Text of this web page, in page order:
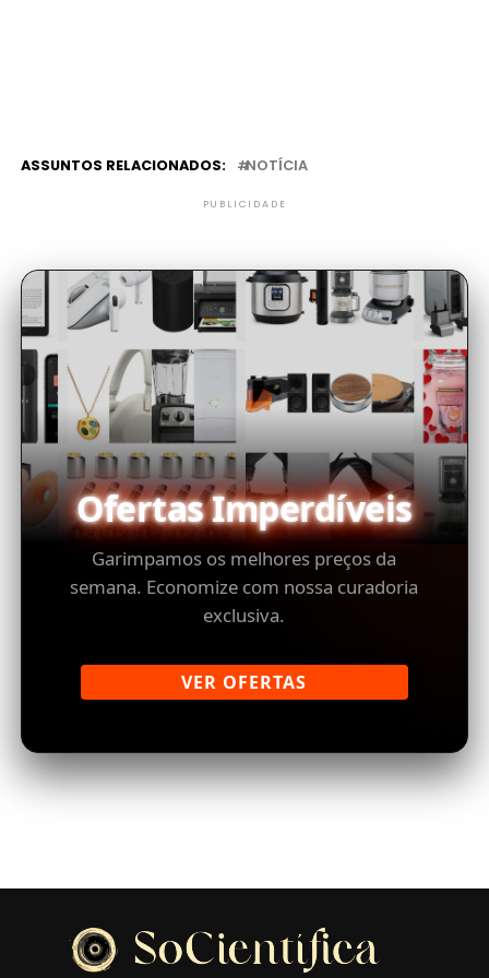
ASSUNTOS RELACIONADOS: NOTÍCIA
PUBLICIDADE
Ofertas Imperdíveis
Garimpamos os melhores preços da
semana. Economize com nossa curadoria
exclusiva.
VER OFERTAS